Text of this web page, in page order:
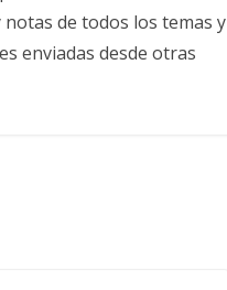
de todos los temas y
enviadas desde otras